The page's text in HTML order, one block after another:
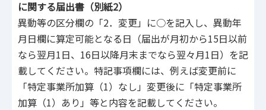
に関する届出書（別紙2）
異動等の区分欄の「2．変更」に○を記入し、異動年
月日欄に算定可能となる日（届出が月初から15日以前
なら翌月1日、16日以降月末までなら翌々月1日）を記
載してください。特記事項欄には、例えば変更前に
「特定事業所加算（1）なし」変更後に「特定事業所
加算（1）あり」等と内容を記載してください。